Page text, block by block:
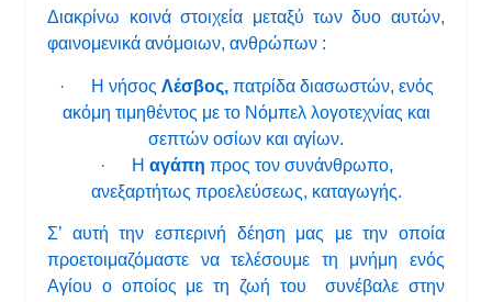
Διακρίνω κοινά στοιχεία μεταξύ των δυο αυτών,
φαινομενικά ανόμοιων, ανθρώπων :
· Η νήσος Λέσβος,πατρίδα διασωστών, ενός
ακόμη τιμηθέντος με το Νόμπελ λογοτεχνίας και
σεπτών οσίων και αγίων.
· Η αγάπη προς τον συνάνθρωπο,
ανεξαρτήτως προελεύσεως, καταγωγής.
Σ’ αυτή την εσπερινή δέηση μας με την οποία
προετοιμαζόμαστε να τελέσουμε τη μνήμη ενός
Αγίου ο οποίος με τη ζωή του συνέβαλε στην